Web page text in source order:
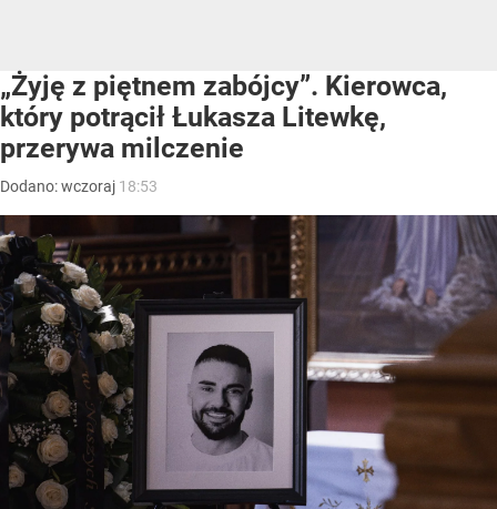
„Żyję z piętnem zabójcy”. Kierowca,
który potrącił Łukasza Litewkę,
przerywa milczenie
Dodano:wczoraj 18:53